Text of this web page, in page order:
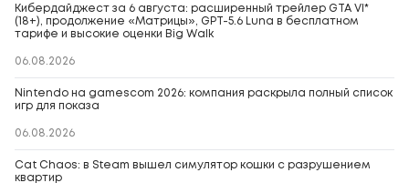
Кибердайджест за 6 августа: расширенный трейлер GTA VI*
(18+), продолжение «Матрицы», GPT-5.6 Luna в бесплатном
тарифе и высокие оценки Big Walk
06.08.2026
Nintendo на gamescom 2026: компания раскрыла полный список
игр для показа
06.08.2026
Cat Chaos: в Steam вышел симулятор кошки с разрушением
квартир